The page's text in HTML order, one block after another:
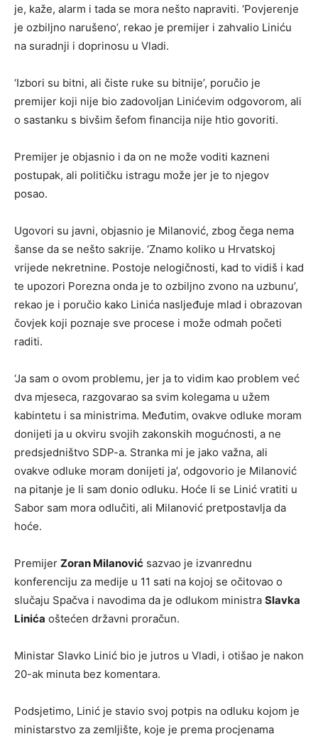
je, kaže, alarm i tada se mora nešto napraviti. ‘Povjerenje
je ozbiljno narušeno’, rekao je premijer i zahvalio Liniću
na suradnji i doprinosu u Vladi.
‘Izbori su bitni, ali čiste ruke su bitnije’, poručio je
premijer koji nije bio zadovoljan Linićevim odgovorom, ali
o sastanku s bivšim šefom financija nije htio govoriti.
Premijer je objasnio i da on ne može voditi kazneni
postupak, ali političku istragu može jer je to njegov
posao.
Ugovori su javni, objasnio je Milanović, zbog čega nema
šanse da se nešto sakrije. ‘Znamo koliko u Hrvatskoj
vrijede nekretnine. Postoje nelogičnosti, kad to vidiš i kad
te upozori Porezna onda je to ozbiljno zvono na uzbunu’,
rekao je i poručio kako Linića nasljeđuje mlad i obrazovan
čovjek koji poznaje sve procese i može odmah početi
raditi.
‘Ja sam o ovom problemu, jer ja to vidim kao problem već
dva mjeseca, razgovarao sa svim kolegama u užem
kabintetu i sa ministrima. Međutim, ovakve odluke moram
donijeti ja u okviru svojih zakonskih mogućnosti, a ne
predsjedništvo SDP-a. Stranka mi je jako važna, ali
ovakve odluke moram donijeti ja’, odgovorio je Milanović
na pitanje je li sam donio odluku. Hoće li se Linić vratiti u
Sabor sam mora odlučiti, ali Milanović pretpostavlja da
hoće.
Premijer Zoran Milanović sazvao je izvanrednu
konferenciju za medije u 11 sati na kojoj se očitovao o
slučaju Spačva i navodima da je odlukom ministra Slavka
Linića oštećen državni proračun.
Ministar Slavko Linić bio je jutros u Vladi, i otišao je nakon
20-ak minuta bez komentara.
Podsjetimo, Linić je stavio svoj potpis na odluku kojom je
ministarstvo za zemljište, koje je prema procjenama